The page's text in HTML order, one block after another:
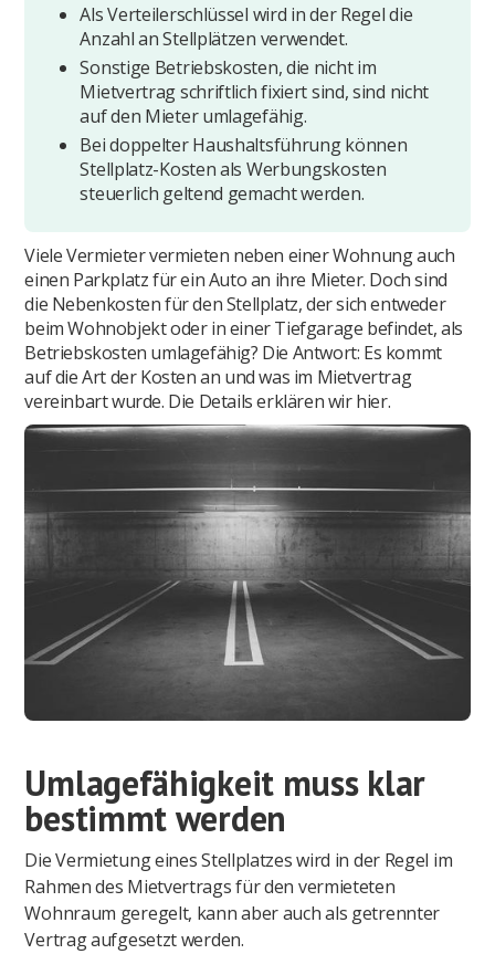
Als Verteilerschlüssel wird in der Regel die
Anzahl an Stellplätzen verwendet.
Sonstige Betriebskosten, die nicht im
Mietvertrag schriftlich fixiert sind, sind nicht
auf den Mieter umlagefähig.
Bei doppelter Haushaltsführung können
Stellplatz-Kosten als Werbungskosten
steuerlich geltend gemacht werden.
Viele Vermieter vermieten neben einer Wohnung auch
einen Parkplatz für ein Auto an ihre Mieter. Doch sind
die Nebenkosten für den Stellplatz, der sich entweder
beim Wohnobjekt oder in einer Tiefgarage befindet, als
Betriebskosten umlagefähig? Die Antwort: Es kommt
auf die Art der Kosten an und was im Mietvertrag
vereinbart wurde. Die Details erklären wir hier.
Umlagefähigkeit muss klar
bestimmt werden
Die Vermietung eines Stellplatzes wird in der Regel im
Rahmen des Mietvertrags für den vermieteten
Wohnraum geregelt, kann aber auch als getrennter
Vertrag aufgesetzt werden.